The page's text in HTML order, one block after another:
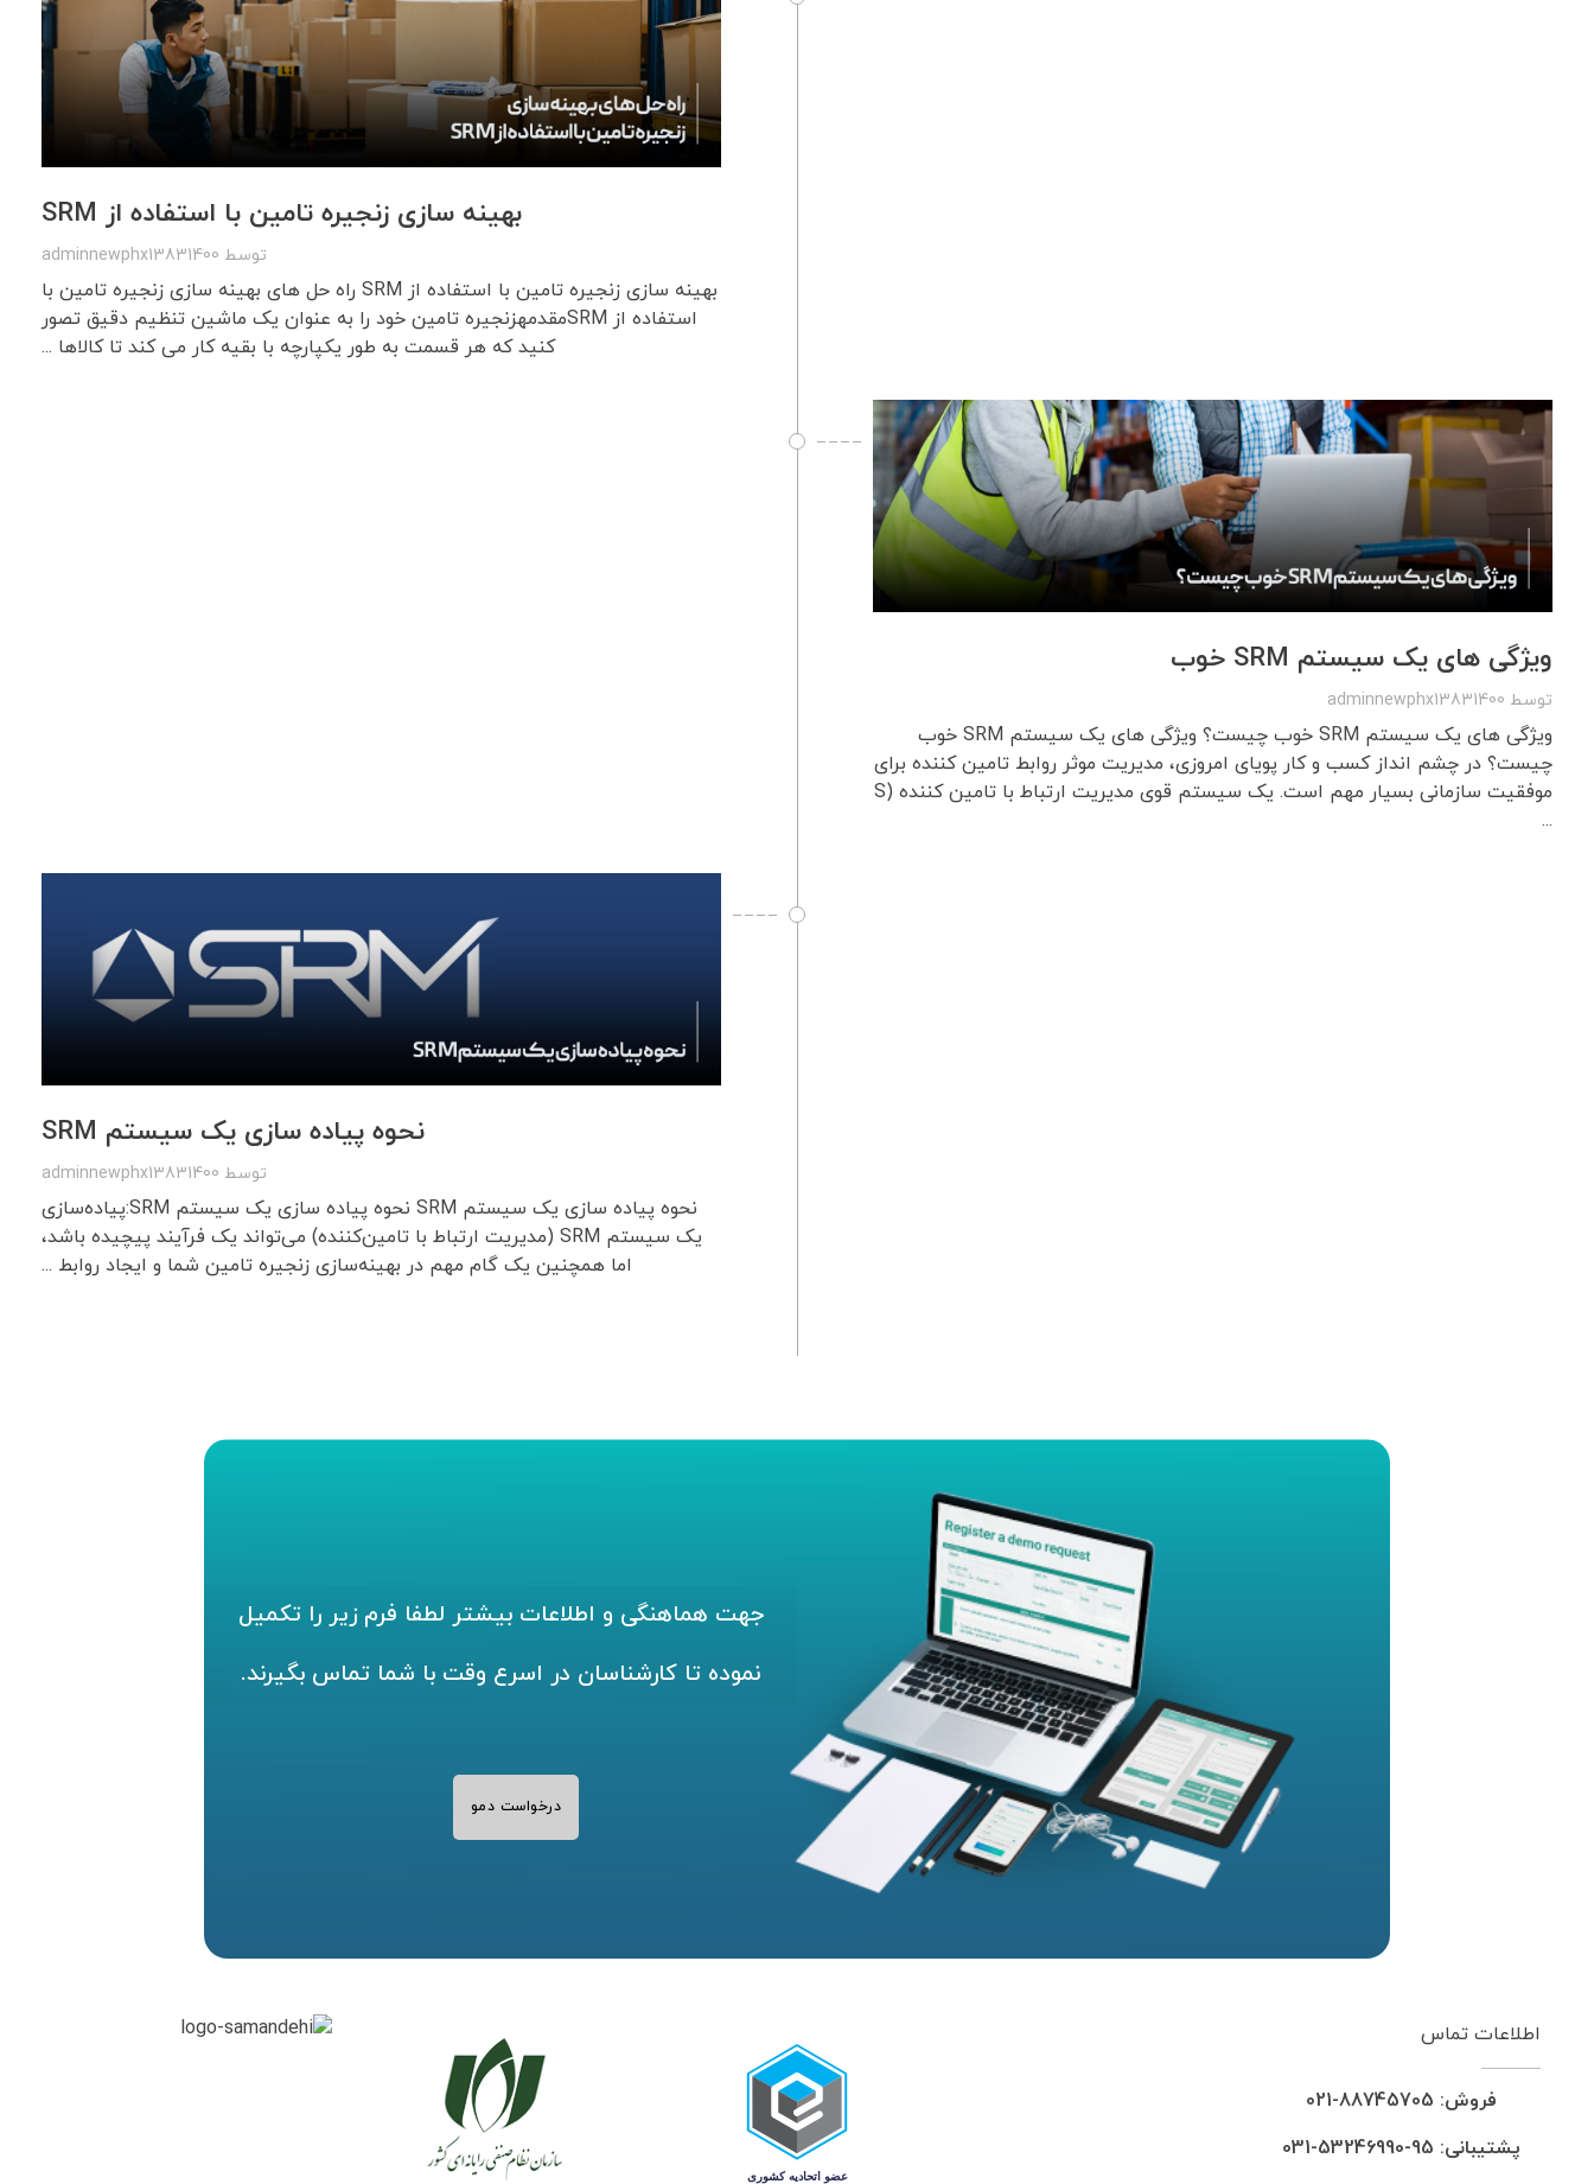
بهینه سازی زنجیره تامین با استفاده از SRM
توسط adminnewphx13831400
بهینه سازی زنجیره تامین با استفاده از SRM راه حل های بهینه سازی زنجیره تامین با
استفاده از SRMمقدمهزنجیره تامین خود را به عنوان یک ماشین تنظیم دقیق تصور
کنید که هر قسمت به طور یکپارچه با بقیه کار می کند تا کالاها ...
ویژگی های یک سیستم SRM خوب
توسط adminnewphx13831400
ویژگی های یک سیستم SRM خوب چیست؟ ویژگی های یک سیستم SRM خوب
چیست؟ در چشم انداز کسب و کار پویای امروزی، مدیریت موثر روابط تامین کننده برای
موفقیت سازمانی بسیار مهم است. یک سیستم قوی مدیریت ارتباط با تامین کننده (S
...
نحوه پیاده سازی یک سیستم SRM
توسط adminnewphx13831400
نحوه پیاده سازی یک سیستم SRM نحوه پیاده سازی یک سیستم SRM:پیاده‌سازی
یک سیستم SRM (مدیریت ارتباط با تامین‌کننده) می‌تواند یک فرآیند پیچیده باشد،
اما همچنین یک گام مهم در بهینه‌سازی زنجیره تامین شما و ایجاد روابط ...
جهت هماهنگی و اطلاعات بیشتر لطفا فرم زیر را تکمیل
نموده تا کارشناسان در اسرع وقت با شما تماس بگیرند.
درخواست دمو
اطلاعات تماس
فروش: 88745705-021
پشتیبانی: 95-53246990-031